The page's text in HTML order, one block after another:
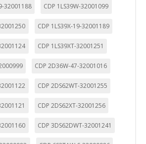
32001188 CDP 1LS39W-32001099
CDP 1LS39X-19-32001189
CDP 1LS39XT-32001251
CDP 2D36W-47-32001016
CDP 2DS62WT-32001255
CDP 2DS62XT-32001256
CDP 3DS62DWT-32001241
TODO RECHAZAR TODO
pueden desactivar en nuestros sistemas.
pero alguna áreas del sitio no
VSF904, PHPSESSID, wp-settings-1,